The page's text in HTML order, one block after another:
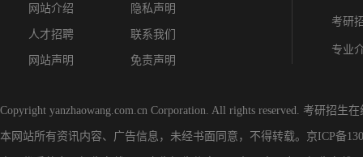
网站介绍 隐私声明
人才招聘 联系我们
网站声明 免责声明
考研
专业
Copyright yanzhaowang.com.cn Corporation. All rights reserved. 考研招生在
本网站所有资讯内容、广告信息，未经书面同意，不得转载。 京ICP备